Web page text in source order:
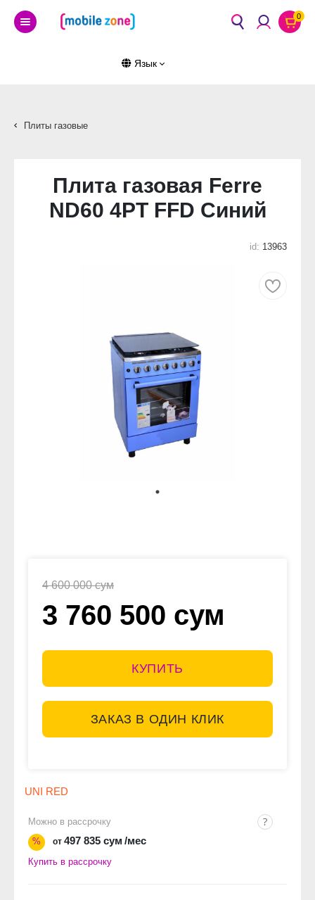
0
Язык
Плиты газовые
Плита газовая Ferre
ND60 4PT FFD Синий
id: 13963
4 600 000 сум
3 760 500 сум
КУПИТЬ
ЗАКАЗ В ОДИН КЛИК
UNI RED
Можно в рассрочку
%
от 497 835 сум /мес
Купить в рассрочку